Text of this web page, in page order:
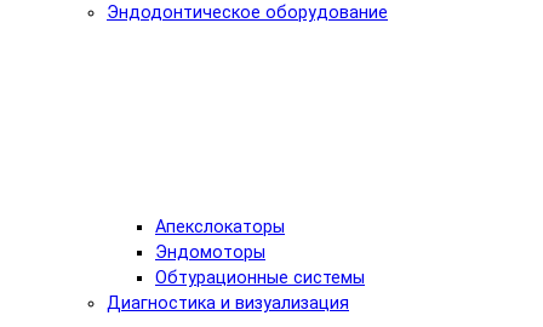
Эндодонтическое оборудование
Апекслокаторы
Эндомоторы
Обтурационные системы
Диагностика и визуализация